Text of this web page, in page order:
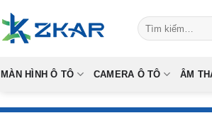
to
content
Tìm
kiếm:
MÀN HÌNH Ô TÔ CAMERA Ô TÔ ÂM